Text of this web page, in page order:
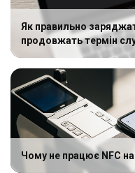
Як правильно
продовжать термін
Чому не працює NFC